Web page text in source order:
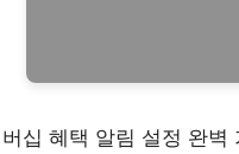
십 혜택 알림 설정 완벽